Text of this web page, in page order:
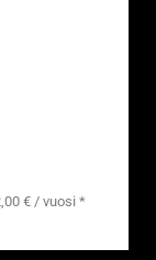
€ / vuosi *